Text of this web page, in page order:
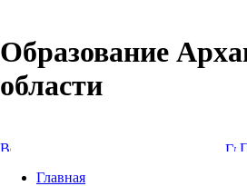
Образование
области
Главная